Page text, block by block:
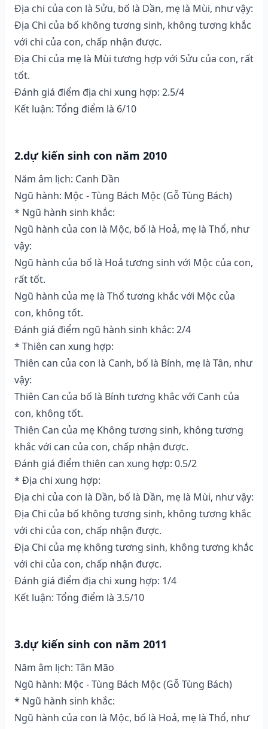
Địa chi của con là Sửu, bố là Dần, mẹ là Mùi, như vậy:
Địa Chi của bố không tương sinh, không tương khắc
với chi của con, chấp nhận được.
Địa Chi của mẹ là Mùi tương hợp với Sửu của con, rất
tốt.
Đánh giá điểm địa chi xung hợp: 2.5/4
Kết luận: Tổng điểm là 6/10
2.dự kiến sinh con năm 2010
Năm âm lịch: Canh Dần
Ngũ hành: Mộc - Tùng Bách Mộc (Gỗ Tùng Bách)
* Ngũ hành sinh khắc:
Ngũ hành của con là Mộc, bố là Hoả, mẹ là Thổ, như
vậy:
Ngũ hành của bố là Hoả tương sinh với Mộc của con,
rất tốt.
Ngũ hành của mẹ là Thổ tương khắc với Mộc của
con, không tốt.
Đánh giá điểm ngũ hành sinh khắc: 2/4
* Thiên can xung hợp:
Thiên can của con là Canh, bố là Bính, mẹ là Tân, như
vậy:
Thiên Can của bố là Bính tương khắc với Canh của
con, không tốt.
Thiên Can của mẹ Không tương sinh, không tương
khắc với can của con, chấp nhận được.
Đánh giá điểm thiên can xung hợp: 0.5/2
* Địa chi xung hợp:
Địa chi của con là Dần, bố là Dần, mẹ là Mùi, như vậy:
Địa Chi của bố không tương sinh, không tương khắc
với chi của con, chấp nhận được.
Địa Chi của mẹ không tương sinh, không tương khắc
với chi của con, chấp nhận được.
Đánh giá điểm địa chi xung hợp: 1/4
Kết luận: Tổng điểm là 3.5/10
3.dự kiến sinh con năm 2011
Năm âm lịch: Tân Mão
Ngũ hành: Mộc - Tùng Bách Mộc (Gỗ Tùng Bách)
* Ngũ hành sinh khắc:
Ngũ hành của con là Mộc, bố là Hoả, mẹ là Thổ, như